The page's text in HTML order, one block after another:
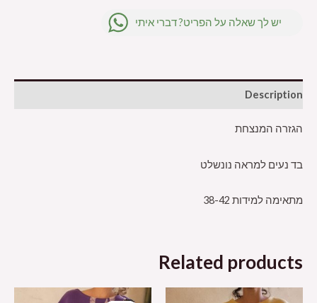
יש לך שאלה על הפריט? דברי איתי
Description
הגזרה המנצחת
בד נעים למראה נונשלט
מתאימה למידות 38-42
Related products